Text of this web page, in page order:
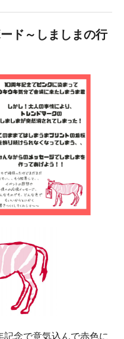
ド～しましまの行
念で意気込んで赤色に